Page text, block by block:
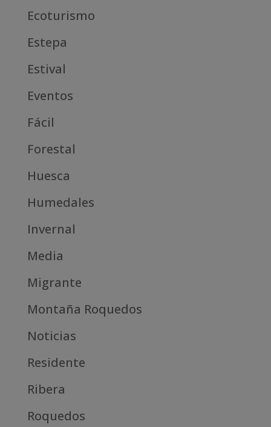
Ecoturismo
Estepa
Estival
Eventos
Fácil
Forestal
Huesca
Humedales
Invernal
Media
Migrante
Montaña Roquedos
Noticias
Residente
Ribera
Roquedos